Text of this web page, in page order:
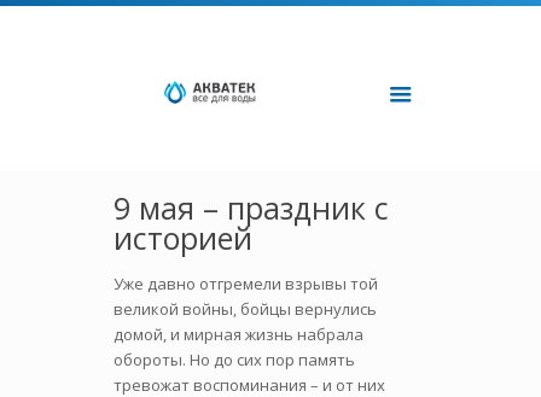
9 мая – праздник с
историей
Уже давно отгремели взрывы той
великой войны, бойцы вернулись
домой, и мирная жизнь набрала
обороты. Но до сих пор память
тревожат воспоминания – и от них